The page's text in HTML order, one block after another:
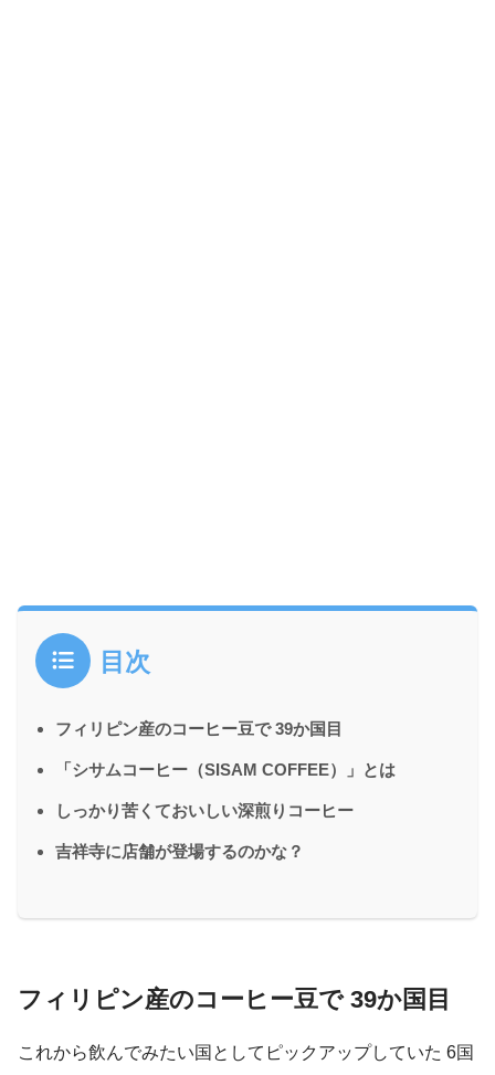
目次
フィリピン産のコーヒー豆で 39か国目
「シサムコーヒー（SISAM COFFEE）」とは
しっかり苦くておいしい深煎りコーヒー
吉祥寺に店舗が登場するのかな？
フィリピン産のコーヒー豆で 39か国目
これから飲んでみたい国としてピックアップしていた 6国